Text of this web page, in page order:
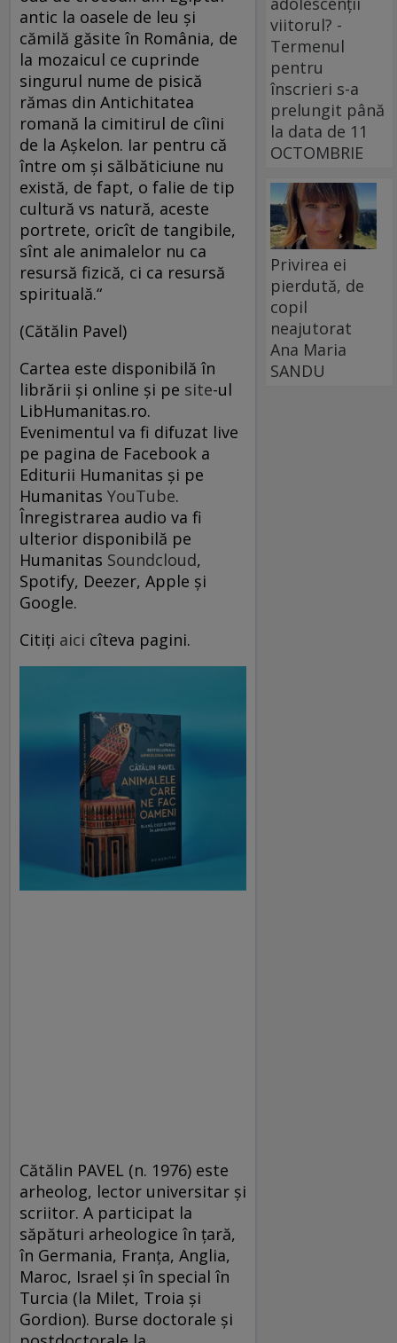
antic la oasele de leu și
cămilă găsite în România, de
la mozaicul ce cuprinde
singurul nume de pisică
rămas din Antichitatea
romană la cimitirul de cîini
de la Așkelon. Iar pentru că
între om și sălbăticiune nu
există, de fapt, o falie de tip
cultură vs natură, aceste
portrete, oricît de tangibile,
sînt ale animalelor nu ca
resursă fizică, ci ca resursă
spirituală.“
(Cătălin Pavel)
Cartea este disponibilă în
librării și online și pe site-ul
LibHumanitas.ro.
Evenimentul va fi difuzat live
pe pagina de Facebook a
Editurii Humanitas și pe
Humanitas YouTube.
Înregistrarea audio va fi
ulterior disponibilă pe
Humanitas Soundcloud,
Spotify, Deezer, Apple și
Google.
Citiți aici cîteva pagini.
Cătălin PAVEL (n. 1976) este
arheolog, lector universitar și
scriitor. A participat la
săpături arheologice în țară,
în Germania, Franța, Anglia,
Maroc, Israel și în special în
Turcia (la Milet, Troia și
Gordion). Burse doctorale și
viitorul? -
Termenul
pentru
înscrieri s-a
prelungit până
la data de 11
OCTOMBRIE
Privirea ei
pierdută, de
copil
neajutorat
Ana Maria
SANDU